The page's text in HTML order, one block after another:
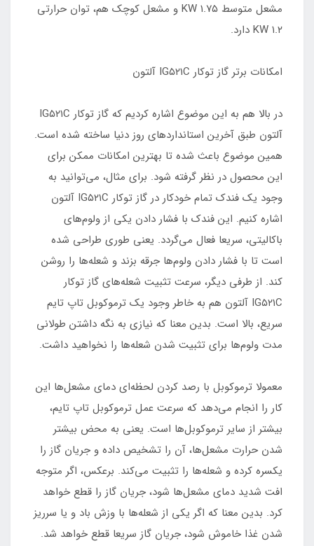
مشعل متوسط ۱.۷۵ KW و مشعل کوچک هم، توان حرارتی
۱.۲ KW دارد.
امکانات برتر گاز توکار IG۵۲۱C آلتون
در بالا هم به این موضوع اشاره کردیم که گاز توکار IG۵۲۱C
آلتون طبق آخرین استانداردهای روز دنیا ساخته شده است.
همین موضوع باعث شده تا بهترین امکانات ممکن برای
این محصول در نظر گرفته شود. برای مثال، می‌توانید به
وجود یک فندک تمام خودکار در گاز توکار IG۵۲۱C آلتون
اشاره کنیم. این فندک با فشار دادن یکی از ولوم‌های
باکالیتی، سریعا فعال می‌گردد. یعنی طوری طراحی شده
است تا با فشار دادن ولوم‌ها جرقه بزند و شعله‌ها را روشن
کند. از طرفی دیگر، سرعت تثبیت شعله‌های گاز توکار
IG۵۲۱C آلتون هم به خاطر وجود یک ترموکوبل تاپ تایم
سریع، بالا است. بدین معنا که نیازی به نگه داشتن طولانی
مدت ولوم‌ها برای تثبیت شدن شعله‌ها را نخواهید داشت.
معمولا ترموکوبل با رصد کردن لحظه‌ای دمای مشعل‌ها این
کار را انجام می‌دهد که سرعت عمل ترموکوبل تاپ تایم،
بیشتر از سایر ترموکوبل‌ها است. یعنی به محض بیشتر
شدن حرارت مشعل‌ها، آن را تشخیص داده و جریان گاز را
یکسره کرده و شعله‌ها را تثبیت می‌کند. برعکس، اگر متوجه
افت شدید دمای مشعل‌ها شود، جریان گاز را قطع خواهد
کرد. بدین معنا که اگر یکی از شعله‌ها با وزش باد و یا سرریز
شدن غذا خاموش شود، جریان گاز سریعا قطع خواهد شد.